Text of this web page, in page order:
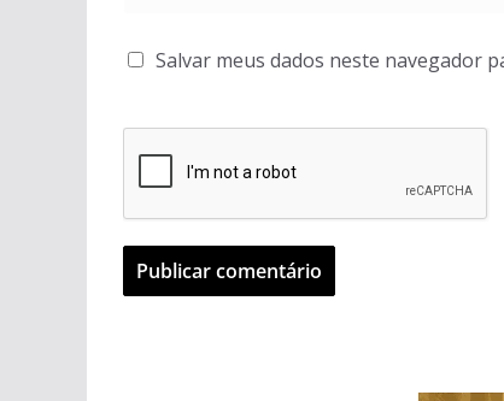
Salvar meus dados neste navegador